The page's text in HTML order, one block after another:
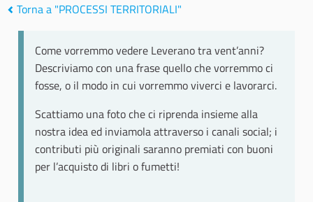
Torna a "PROCESSI TERRITORIALI"
Come vorremmo vedere Leverano tra vent’anni?
Descriviamo con una frase quello che vorremmo ci
fosse, o il modo in cui vorremmo viverci e lavorarci.
Scattiamo una foto che ci riprenda insieme alla
nostra idea ed inviamola attraverso i canali social; i
contributi più originali saranno premiati con buoni
per l’acquisto di libri o fumetti!